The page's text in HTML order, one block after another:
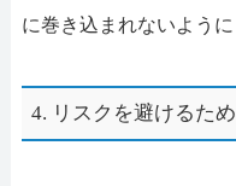
に巻き込まれないように
4. リスクを避けるた